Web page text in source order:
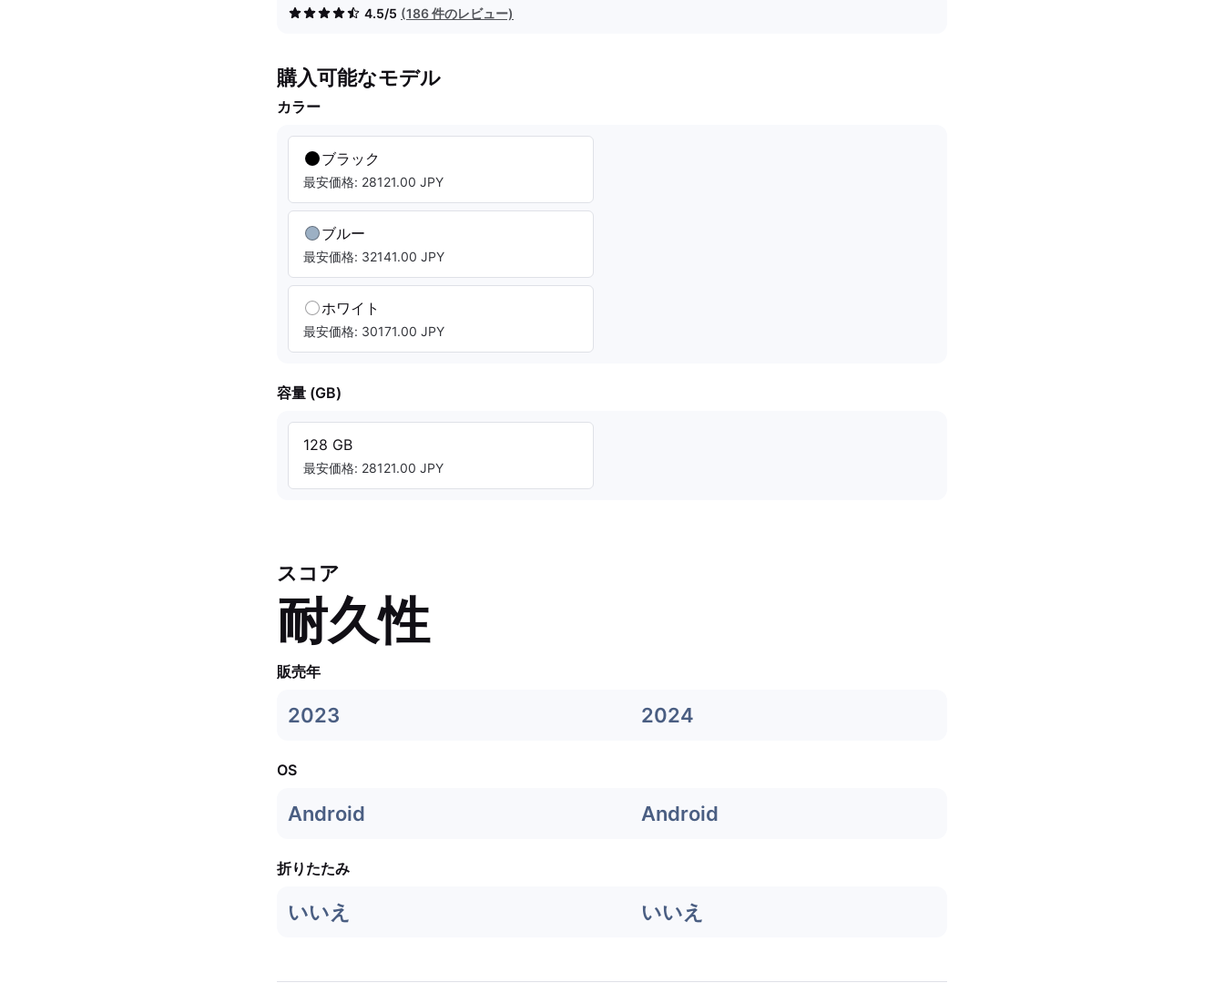
4.5/5 (186 件のレビュー)
購入可能なモデル
カラー
ブラック
最安価格: 28121.00 JPY
ブルー
最安価格: 32141.00 JPY
ホワイト
最安価格: 30171.00 JPY
容量 (GB)
128 GB
最安価格: 28121.00 JPY
スコア
耐久性
販売年
2023 2024
OS
Android Android
折りたたみ
いいえ いいえ